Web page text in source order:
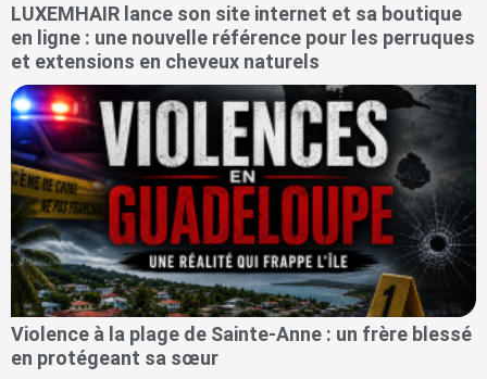
LUXEMHAIR lance son site internet et sa boutique
en ligne : une nouvelle référence pour les perruques
et extensions en cheveux naturels
Violence à la plage de Sainte-Anne : un frère blessé
en protégeant sa sœur